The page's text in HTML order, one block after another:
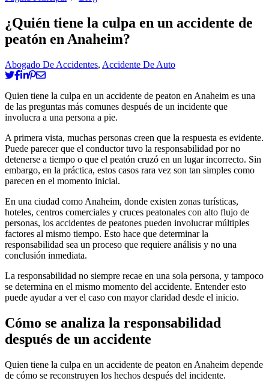
¿Quién tiene la culpa en un accidente de
peatón en Anaheim?
Abogado De Accidentes, Accidente De Auto
Quien tiene la culpa en un accidente de peaton en Anaheim es una
de las preguntas más comunes después de un incidente que
involucra a una persona a pie.
A primera vista, muchas personas creen que la respuesta es evidente.
Puede parecer que el conductor tuvo la responsabilidad por no
detenerse a tiempo o que el peatón cruzó en un lugar incorrecto. Sin
embargo, en la práctica, estos casos rara vez son tan simples como
parecen en el momento inicial.
En una ciudad como Anaheim, donde existen zonas turísticas,
hoteles, centros comerciales y cruces peatonales con alto flujo de
personas, los accidentes de peatones pueden involucrar múltiples
factores al mismo tiempo. Esto hace que determinar la
responsabilidad sea un proceso que requiere análisis y no una
conclusión inmediata.
La responsabilidad no siempre recae en una sola persona, y tampoco
se determina en el mismo momento del accidente. Entender esto
puede ayudar a ver el caso con mayor claridad desde el inicio.
Cómo se analiza la responsabilidad
después de un accidente
Quien tiene la culpa en un accidente de peaton en Anaheim depende
de cómo se reconstruyen los hechos después del incidente.